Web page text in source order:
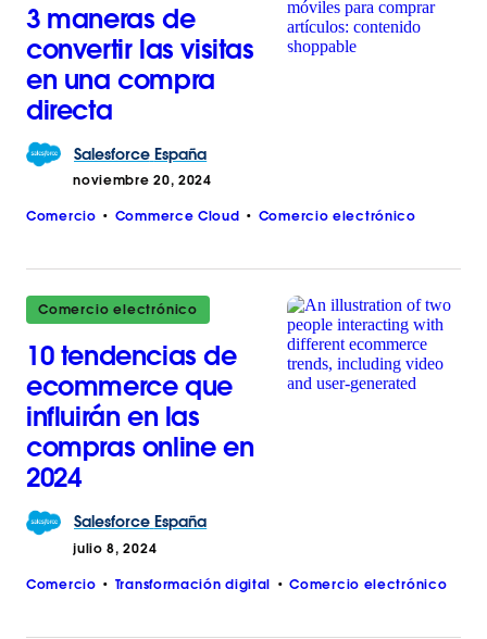
3 maneras de
convertir las visitas
en una compra
directa
Salesforce España
noviembre 20, 2024
Comercio Commerce Cloud Comercio electrónico
Comercio electrónico
10 tendencias de
ecommerce que
influirán en las
compras online en
2024
Salesforce España
julio 8, 2024
Comercio Transformación digital Comercio electrónico